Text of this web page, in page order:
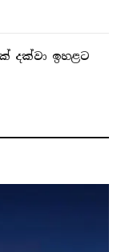
දක්වා ඉහළට